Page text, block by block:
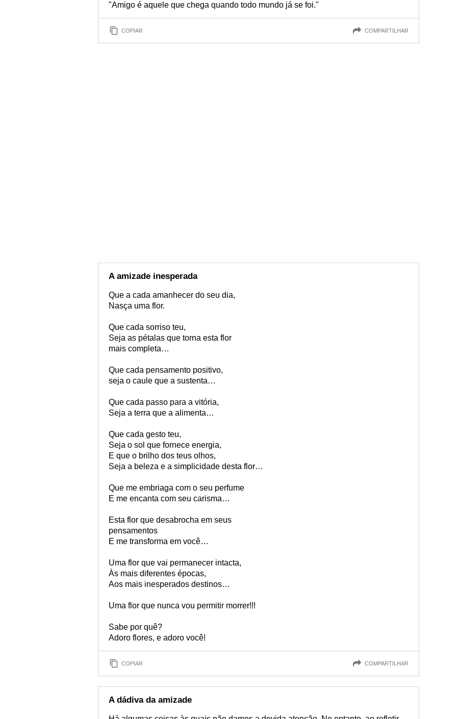
"Amigo é aquele que chega quando todo mundo já se foi."
COPIAR COMPARTILHAR
A amizade inesperada
Que a cada amanhecer do seu dia,
Nasça uma flor.
Que cada sorriso teu,
Seja as pétalas que torna esta flor
mais completa…
Que cada pensamento positivo,
seja o caule que a sustenta…
Que cada passo para a vitória,
Seja a terra que a alimenta…
Que cada gesto teu,
Seja o sol que fornece energia,
E que o brilho dos teus olhos,
Seja a beleza e a simplicidade desta flor…
Que me embriaga com o seu perfume
E me encanta com seu carisma…
Esta flor que desabrocha em seus
pensamentos
E me transforma em você…
Uma flor que vai permanecer intacta,
Às mais diferentes épocas,
Aos mais inesperados destinos…
Uma flor que nunca vou permitir morrer!!!
Sabe por quê?
Adoro flores, e adoro você!
COPIAR COMPARTILHAR
A dádiva da amizade